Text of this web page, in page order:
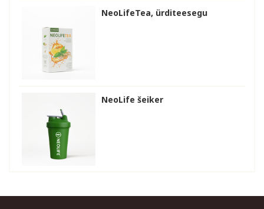
NeoLifeTea, ürditeesegu
NeoLife šeiker